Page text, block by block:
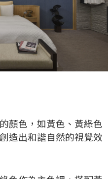
顏色，如黃色、黃綠色
造出和諧自然的視覺效